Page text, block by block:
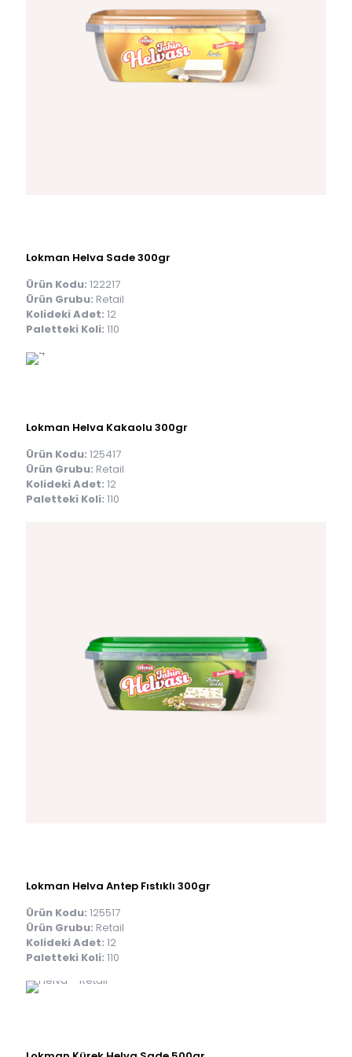
Lokman Helva Sade 300gr
Ürün Kodu: 122217
Ürün Grubu: Retail
Kolideki Adet: 12
Paletteki Koli: 110
Lokman Helva Kakaolu 300gr
Ürün Kodu: 125417
Ürün Grubu: Retail
Kolideki Adet: 12
Paletteki Koli: 110
Lokman Helva Antep Fıstıklı 300gr
Ürün Kodu: 125517
Ürün Grubu: Retail
Kolideki Adet: 12
Paletteki Koli: 110